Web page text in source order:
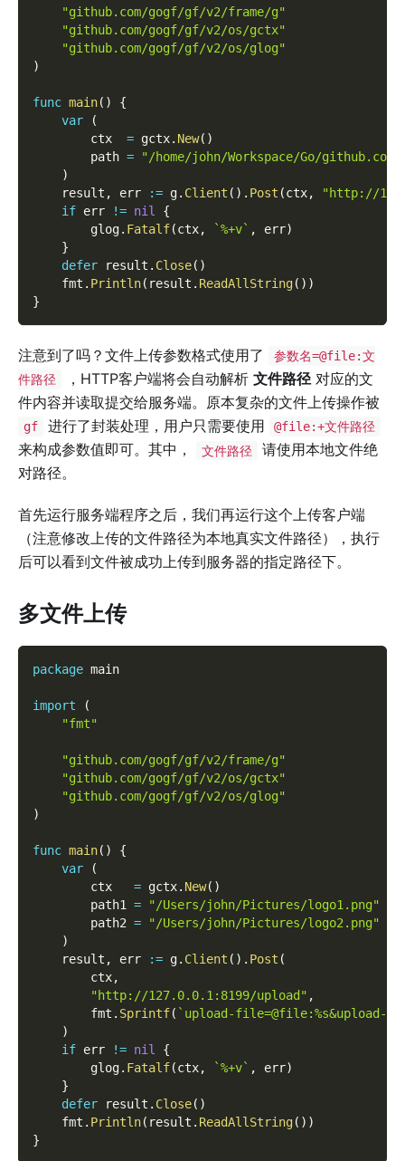
"github.com/gogf/gf/v2/frame/g"
"github.com/gogf/gf/v2/os/gctx"
"github.com/gogf/gf/v2/os/glog"
)
func main( )
{
var
(
        ctx
= gctx. New( )
        path
=
"/home/john/Workspace/Go/
)
    result
, err := g. Client ( ) . Post (ctx,
"http://
if err != nil
{
        glog
. Fatalf(ctx, `%+v` , err)
}
defer result . Close( )
    fmt
. Println( result . ReadAllString( ) )
}
注意到了吗？文件上传参数格式使用了
参数名=@file:文
件路径
，HTTP客户端将会自动解析 文件路径对应的文
件内容并读取提交给服务端。原本复杂的文件上传操作被
gf 进行了封装处理，用户只需要使用 @file:+文件路径
来构成参数值即可。其中， 文件路径
请使用本地文件绝
对路径。
首先运行服务端程序之后，我们再运行这个上传客户端
（注意修改上传的文件路径为本地真实文件路径），执行
后可以看到文件被成功上传到服务器的指定路径下。
多文件上传
package main
import
(
"fmt"
"github.com/gogf/gf/v2/frame/g"
"github.com/gogf/gf/v2/os/gctx"
"github.com/gogf/gf/v2/os/glog"
)
func main( )
{
var
(
        ctx
= gctx. New( )
        path1
=
"/Users/john/Pictures/logo1.png"
        path2
=
"/Users/john/Pictures/logo2.png"
)
    result
, err := g. Client ( ) . Post (
        ctx
,
"http://127.0.0.1:8199/upload" ,
        fmt
. Sprintf( `upload-file=@file:%s&upload-
)
if err != nil
{
        glog
. Fatalf(ctx, `%+v` , err)
}
defer result . Close( )
    fmt
. Println( result . ReadAllString( ) )
}